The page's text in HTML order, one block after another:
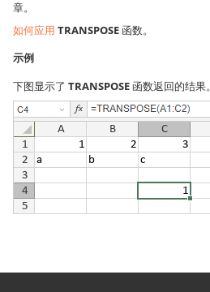
章。
如何应用 TRANSPOSE函数。
示例
下图显示了 TRANSPOSE函数返回的结果。